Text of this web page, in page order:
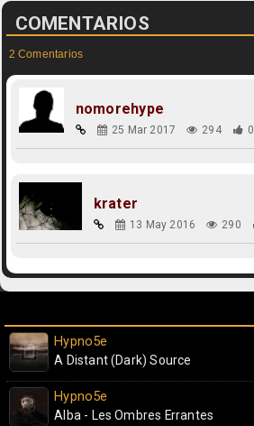
COMENTARIOS
2 Comentarios
nomorehype
25 Mar 2017 294 0
krater
13 May 2016 290
Hypno5e
A Distant (Dark) Source
Hypno5e
Alba - Les Ombres Errantes